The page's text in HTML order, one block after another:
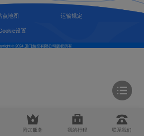
点地图
运输规定
设置
© 2024 厦门航空有限公司版权所有
附加服务 我的行程 联系我们